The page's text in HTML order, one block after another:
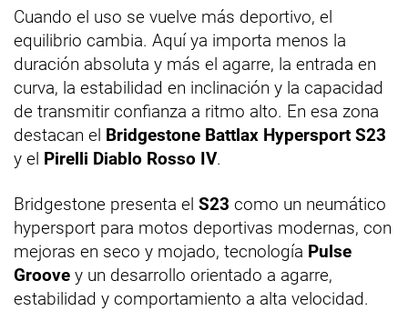
Cuando el uso se vuelve más deportivo, el
equilibrio cambia. Aquí ya importa menos la
duración absoluta y más el agarre, la entrada en
curva, la estabilidad en inclinación y la capacidad
de transmitir confianza a ritmo alto. En esa zona
destacan el Bridgestone Battlax Hypersport S23
y el Pirelli Diablo Rosso IV.
Bridgestone presenta el S23 como un neumático
hypersport para motos deportivas modernas, con
mejoras en seco y mojado, tecnología Pulse
Groove y un desarrollo orientado a agarre,
estabilidad y comportamiento a alta velocidad.